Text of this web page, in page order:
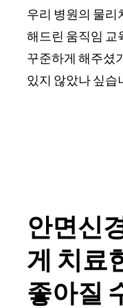
우리 병원의 물리
해드린 움직임 교
꾸준하게 해주셨
있지 않았나 싶습
안면신
게 치료
좋아질